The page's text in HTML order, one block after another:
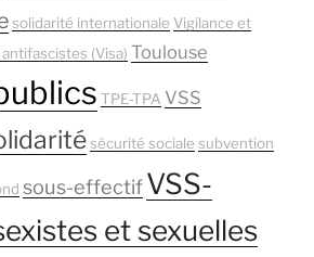
solidarité internationale Vigilance et
(Visa) Toulouse
TPE-TPA VSS
sécurité sociale subvention
sous-effectifVSS-
et sexuelles